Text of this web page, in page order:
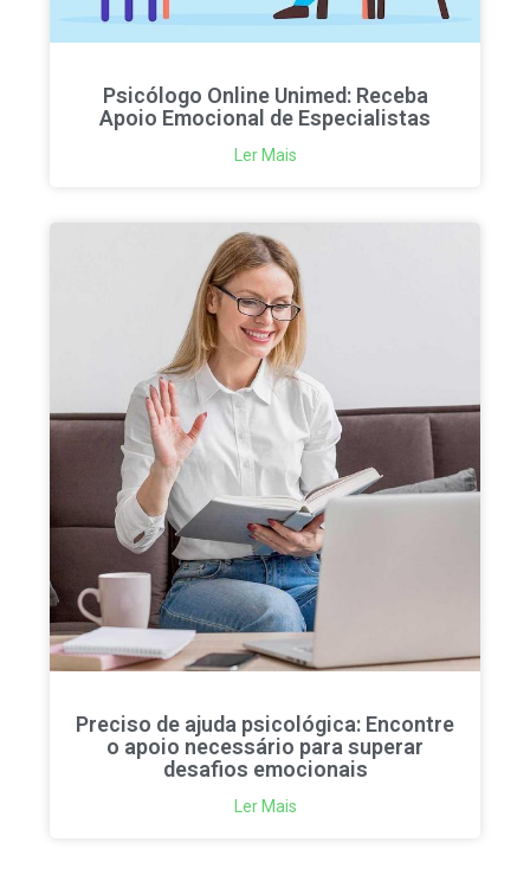
Psicólogo Online Unimed: Receba
Apoio Emocional de Especialistas
Ler Mais
Preciso de ajuda psicológica: Encontre
o apoio necessário para superar
desafios emocionais
Ler Mais